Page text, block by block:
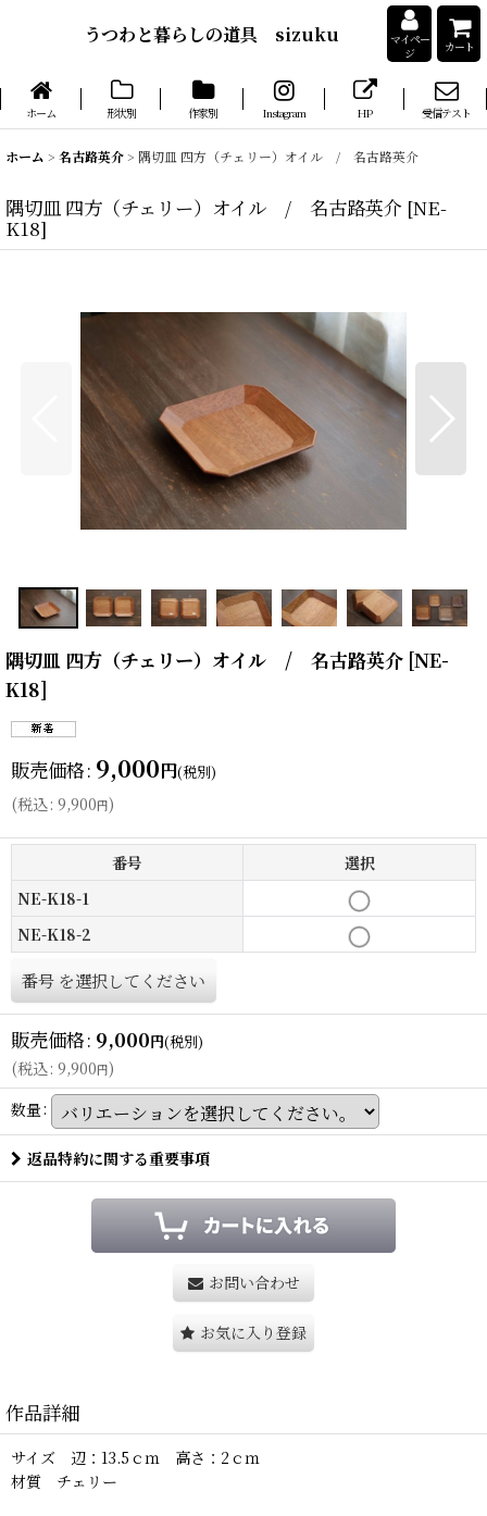
うつわと暮らしの道具 sizuku
マイペー
ジ
カート
ホーム 形状別 作家別 Instagram HP 受信テスト
ホーム > 名古路英介> 隅切皿 四方（チェリー）オイル / 名古路英介
隅切皿 四方（チェリー）オイル / 名古路英介 [NE-
K18]
隅切皿 四方（チェリー）オイル / 名古路英介 [NE-
K18]
販売価格: 9,000円(税別)
(税込: 9,900円)
番号
選択
NE-K18-1
NE-K18-2
番号 を選択してください
販売価格: 9,000円(税別)
(税込: 9,900円)
数量:
返品特約に関する重要事項
お問い合わせ
お気に入り登録
作品詳細
サイズ 辺：13.5ｃｍ 高さ：2ｃｍ
材質 チェリー